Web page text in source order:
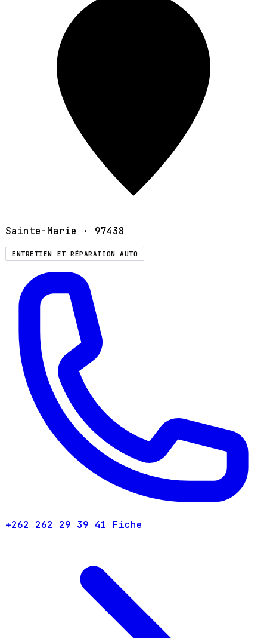
Sainte-Marie · 97438
ENTRETIEN ET RÉPARATION AUTO
+262 262 29 39 41 Fiche